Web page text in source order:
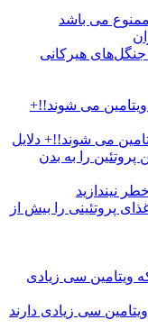
می شوند!!+ دلایل
سی زیادی دارند